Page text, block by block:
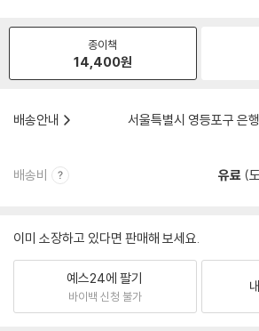
종이책
14,400원
배송안내
서울특별시 영등포구 은
배송비 유료 (
이미 소장하고 있다면 판매해 보세요.
예스24에 팔기
바이백 신청 불가